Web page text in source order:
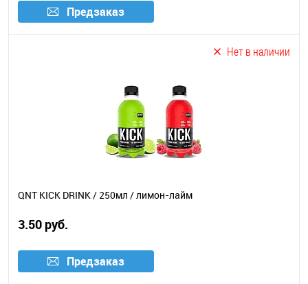
Предзаказ
Нет в наличии
QNT KICK DRINK / 250мл / лимон-лайм
3.50 руб.
Предзаказ